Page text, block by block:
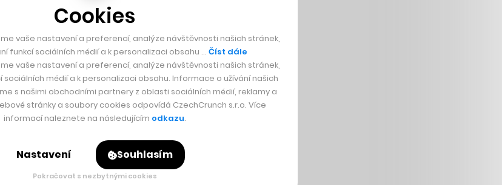
Cookies
vaše nastavení a preferencí, analýze návštěvnosti našich stránek,
funkcí sociálních médií a k personalizaci obsahu … Číst dále
vaše nastavení a preferencí, analýze návštěvnosti našich stránek,
médií a k personalizaci obsahu. Informace o užívání našich
s našimi obchodními partnery z oblasti sociálních médií, reklamy a
stránky a soubory cookies odpovídá CzechCrunch s.r.o. Více
informací naleznete na následujícím odkazu.
Nastavení Souhlasím
Pokračovat s nezbytnými cookies